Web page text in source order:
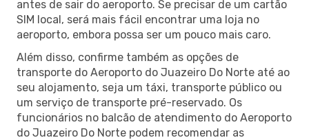
antes de sair do aeroporto. Se precisar de um cartão
SIM local, será mais fácil encontrar uma loja no
aeroporto, embora possa ser um pouco mais caro.
Além disso, confirme também as opções de
transporte do Aeroporto do Juazeiro Do Norte até ao
seu alojamento, seja um táxi, transporte público ou
um serviço de transporte pré-reservado. Os
funcionários no balcão de atendimento do Aeroporto
do Juazeiro Do Norte podem recomendar as